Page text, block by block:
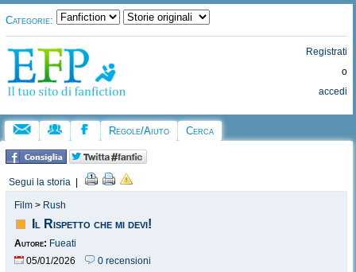
Categorie:
Registrati
o
accedi
Regole/Aiuto Cerca
Segui la storia
Film > Rush
Il Rispetto che mi devi!
Autore: Fueati
05/01/2026
0 recensioni